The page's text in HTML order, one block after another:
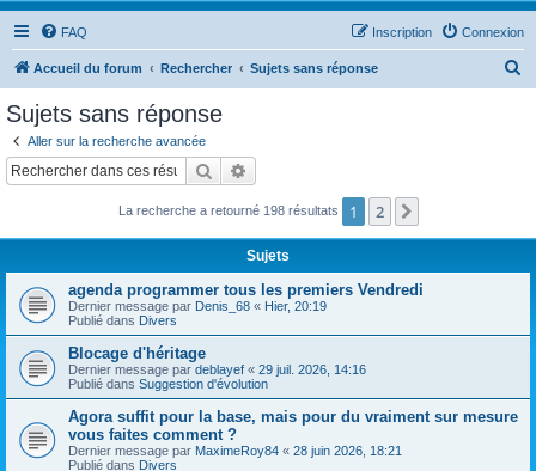
FAQ Connexion
Inscription
Accueil du forum Rechercher Sujets sans réponse
c
Sujets sans réponse
Aller sur la recherche avancée
Rechercher
La recherche a retourné 198 résultats 1 2
Sujets
agenda programmer tous les premiers Vendredi
Dernier message par Denis_68 « Hier, 20:19
Publié dans Divers
Blocage d'héritage
Dernier message par deblayef « 29 juil. 2026, 14:16
Publié dans Suggestion d'évolution
Agora suffit pour la base, mais pour du vraiment sur mesure
vous faites comment ?
Dernier message par MaximeRoy84 « 28 juin 2026, 18:21
Publié dans Divers